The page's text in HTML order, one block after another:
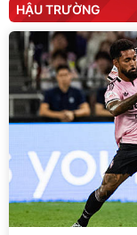
HẬU TRƯỜNG